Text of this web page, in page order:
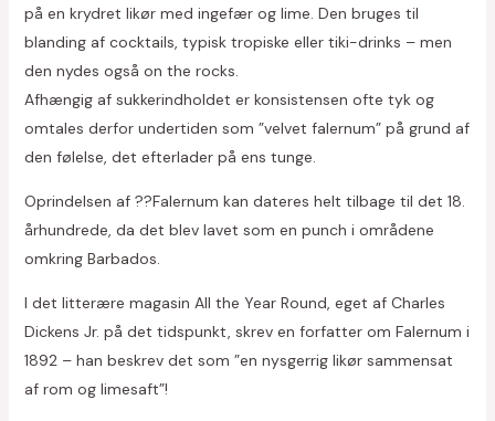
på en krydret likør med ingefær og lime. Den bruges til
blanding af cocktails, typisk tropiske eller tiki-drinks – men
den nydes også on the rocks.
Afhængig af sukkerindholdet er konsistensen ofte tyk og
omtales derfor undertiden som ”velvet falernum” på grund af
den følelse, det efterlader på ens tunge.
Oprindelsen af ??Falernum kan dateres helt tilbage til det 18.
århundrede, da det blev lavet som en punch i områdene
omkring Barbados.
I det litterære magasin All the Year Round, eget af Charles
Dickens Jr. på det tidspunkt, skrev en forfatter om Falernum i
1892 – han beskrev det som ”en nysgerrig likør sammensat
af rom og limesaft”!